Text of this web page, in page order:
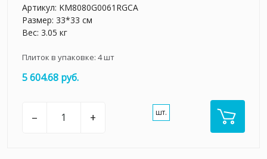
Артикул: KM8080G0061RGCA
Размер: 33*33 см
Вес: 3.05 кг
Плиток в упаковке: 4шт
5 604.68 руб.
– + шт.